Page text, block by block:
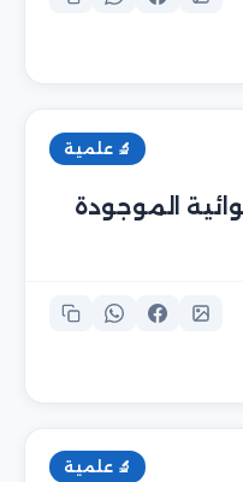
🔬 علمية
الموجودة
🔬 علمية